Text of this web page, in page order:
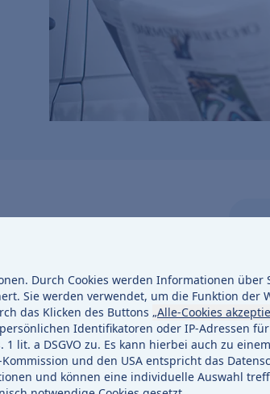
Durch Cookies werden Informationen über
Sie werden verwendet, um die Funktion der
das Klicken des Buttons „Alle-Cookies
Identifikatoren oder IP-Adressen
lit. a DSGVO zu. Es kann hierbei auch zu
und den USA entspricht das
und können eine individuelle Auswahl
Eberstadt Leerrohre für
52 bis 64 und
2024.